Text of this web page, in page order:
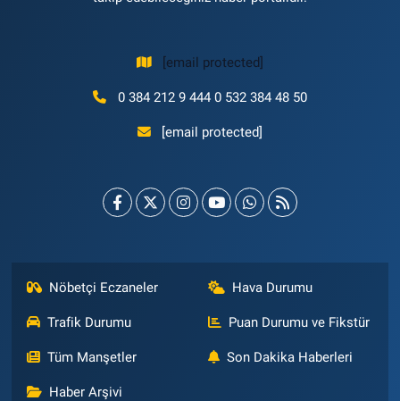
[email protected]
0 384 212 9 444 0 532 384 48 50
[email protected]
Nöbetçi Eczaneler Hava Durumu
Trafik Durumu Puan Durumu ve Fikstür
Tüm Manşetler Son Dakika Haberleri
Haber Arşivi